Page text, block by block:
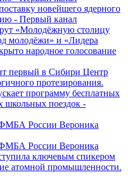
новейшего ядерного
- Первый канал
«Молодёжную столицу
молодёжи» и «Лидера
народное голосование
первый в Сибири Центр
протезирования.
программу бесплатных
школьных поездок -
России Вероника
России Вероника
ключевым спикером
атомной промышленности.